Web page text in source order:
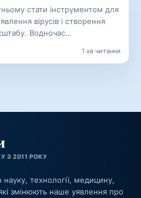
стати інструментом для
вірусів і створення
Водночас…
1 хв читання
З 2011 РОКУ
технології, медицину,
змінюють наше уявлення про